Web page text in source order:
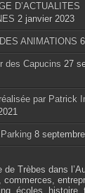
D’ACTUALITES
2 janvier 2023
ANIMATIONS
des Capucins 27
par Patrick
8
Trèbes dans
écoles, histoire,